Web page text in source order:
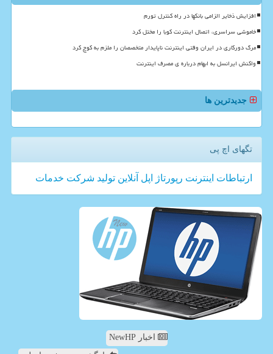
افزایش ذخایر الزامی بانکها در راه کنترل تورم
خاموشی سراسری، اتصال اینترنت کوبا را مختل کرد
مرگ دورکاری در ایران وقتی اینترنت ناپایدار متخصصان را ملزم به کوچ کرد
واکنش ایرانسل به ابهام درباره ی مصرف اینترنت
جدیدترین ها
تگهای اچ پی
ارتباطات اینترنت رپورتاژ اپل آنلاین تولید شركت خدمات
اخبار NewHP